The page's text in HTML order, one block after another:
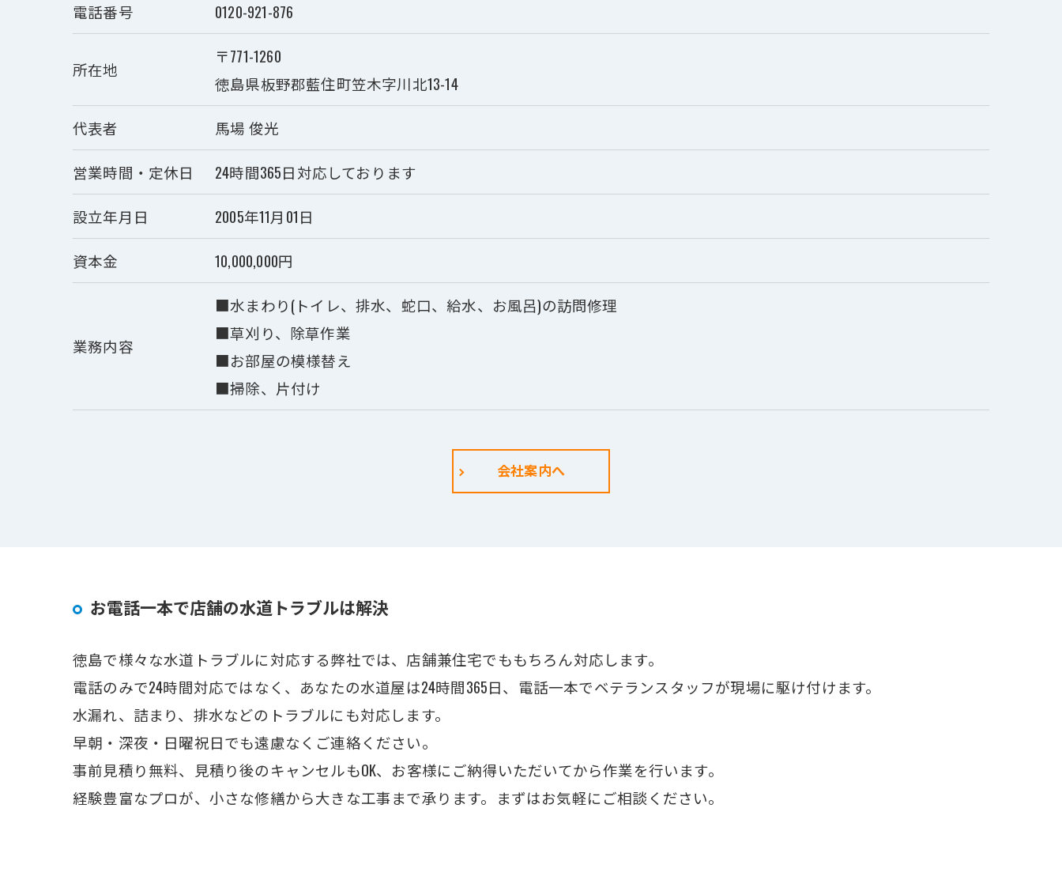
電話番号 0120-921-876
所在地
〒771-1260
徳島県板野郡藍住町笠木字川北13-14
代表者 馬場 俊光
営業時間・定休日 24時間365日対応しております
設立年月日 2005年11月01日
資本金 10,000,000円
業務内容
■水まわり(トイレ、排水、蛇口、給水、お風呂)の訪問修理
■草刈り、除草作業
■お部屋の模様替え
■掃除、片付け
会社案内へ
お電話一本で店舗の水道トラブルは解決
徳島で様々な水道トラブルに対応する弊社では、店舗兼住宅でももちろん対応します。
電話のみで24時間対応ではなく、あなたの水道屋は24時間365日、電話一本でベテランスタッフが現場に駆け付けます。
水漏れ、詰まり、排水などのトラブルにも対応します。
早朝・深夜・日曜祝日でも遠慮なくご連絡ください。
事前見積り無料、見積り後のキャンセルもOK、お客様にご納得いただいてから作業を行います。
経験豊富なプロが、小さな修繕から大きな工事まで承ります。まずはお気軽にご相談ください。